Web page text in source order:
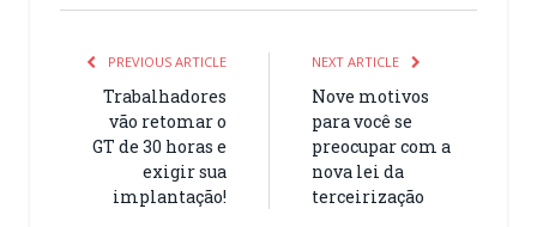
PREVIOUS ARTICLE
Trabalhadores
vão retomar o
GT de 30 horas e
exigir sua
implantação!
NEXT ARTICLE
Nove motivos
para você se
preocupar com a
nova lei da
terceirização